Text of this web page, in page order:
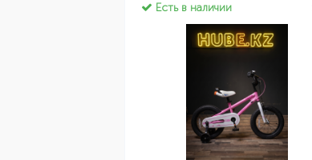
Есть в наличии